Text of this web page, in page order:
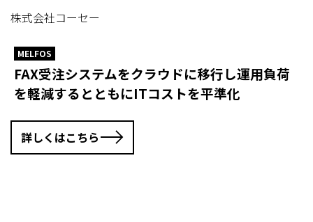
株式会社コーセー
MELFOS
FAX受注システムをクラウドに移行し運用負荷
を軽減するとともにITコストを平準化
詳しくはこちら